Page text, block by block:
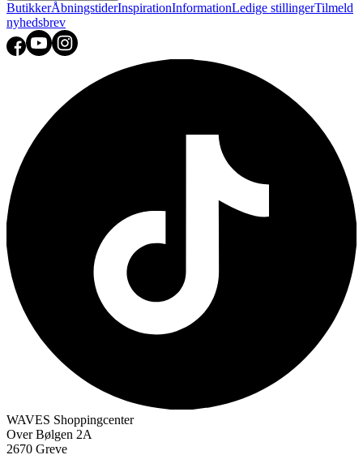
ButikkerÅbningstiderInspirationInformationLedige stillingerTilmeld
nyhedsbrev
WAVES Shoppingcenter
Over Bølgen 2A
2670 Greve